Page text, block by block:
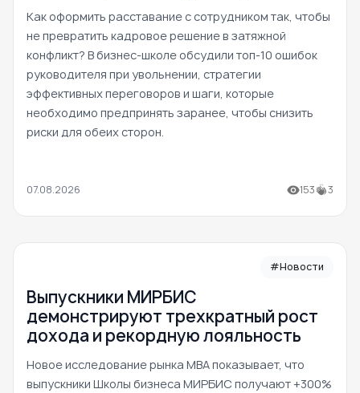
Как оформить расставание с сотрудником так, чтобы
не превратить кадровое решение в затяжной
конфликт? В бизнес-школе обсудили топ-10 ошибок
руководителя при увольнении, стратегии
эффективных переговоров и шаги, которые
необходимо предпринять заранее, чтобы снизить
риски для обеих сторон.
07.08.2026 153 3
#Новости
Выпускники МИРБИС
демонстрируют трехкратный рост
дохода и рекордную лояльность
Новое исследование рынка MBA показывает, что
выпускники Школы бизнеса МИРБИС получают +300%